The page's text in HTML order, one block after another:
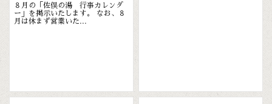
８月の「佐俣の湯 行事カレンダ
ー」を掲示いたします。 なお、８
月は休まず営業いた...